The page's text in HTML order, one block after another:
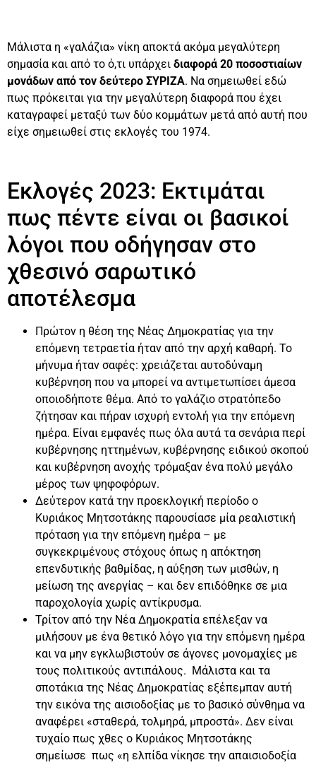
Μάλιστα η «γαλάζια» νίκη αποκτά ακόμα μεγαλύτερη
σημασία και από το ό,τι υπάρχει διαφορά 20 ποσοστιαίων
μονάδων από τον δεύτερο ΣΥΡΙΖΑ. Να σημειωθεί εδώ
πως πρόκειται για την μεγαλύτερη διαφορά που έχει
καταγραφεί μεταξύ των δύο κομμάτων μετά από αυτή που
είχε σημειωθεί στις εκλογές του 1974.
Εκλογές 2023: Εκτιμάται
πως πέντε είναι οι βασικοί
λόγοι που οδήγησαν στο
χθεσινό σαρωτικό
αποτέλεσμα
Πρώτον η θέση της Νέας Δημοκρατίας για την
επόμενη τετραετία ήταν από την αρχή καθαρή. Το
μήνυμα ήταν σαφές: χρειάζεται αυτοδύναμη
κυβέρνηση που να μπορεί να αντιμετωπίσει άμεσα
οποιοδήποτε θέμα. Από το γαλάζιο στρατόπεδο
ζήτησαν και πήραν ισχυρή εντολή για την επόμενη
ημέρα. Είναι εμφανές πως όλα αυτά τα σενάρια περί
κυβέρνησης ηττημένων, κυβέρνησης ειδικού σκοπού
και κυβέρνηση ανοχής τρόμαξαν ένα πολύ μεγάλο
μέρος των ψηφοφόρων.
Δεύτερον κατά την προεκλογική περίοδο ο
Κυριάκος Μητσοτάκης παρουσίασε μία ρεαλιστική
πρόταση για την επόμενη ημέρα – με
συγκεκριμένους στόχους όπως η απόκτηση
επενδυτικής βαθμίδας, η αύξηση των μισθών, η
μείωση της ανεργίας – και δεν επιδόθηκε σε μια
παροχολογία χωρίς αντίκρυσμα.
Τρίτον από την Νέα Δημοκρατία επέλεξαν να
μιλήσουν με ένα θετικό λόγο για την επόμενη ημέρα
και να μην εγκλωβιστούν σε άγονες μονομαχίες με
τους πολιτικούς αντιπάλους. Μάλιστα και τα
σποτάκια της Νέας Δημοκρατίας εξέπεμπαν αυτή
την εικόνα της αισιοδοξίας με το βασικό σύνθημα να
αναφέρει «σταθερά, τολμηρά, μπροστά». Δεν είναι
τυχαίο πως χθες ο Κυριάκος Μητσοτάκης
σημείωσε πως «η ελπίδα νίκησε την απαισιοδοξία